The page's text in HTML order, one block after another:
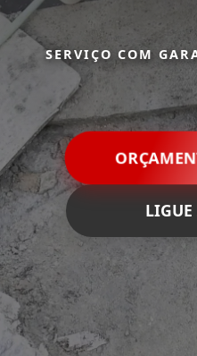
SERVIÇO COM